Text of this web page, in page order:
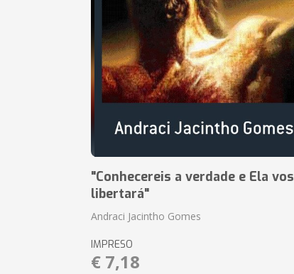
"Conhecereis a verdade e Ela vos
libertará"
Andraci Jacintho Gomes
IMPRESO
€ 7,18